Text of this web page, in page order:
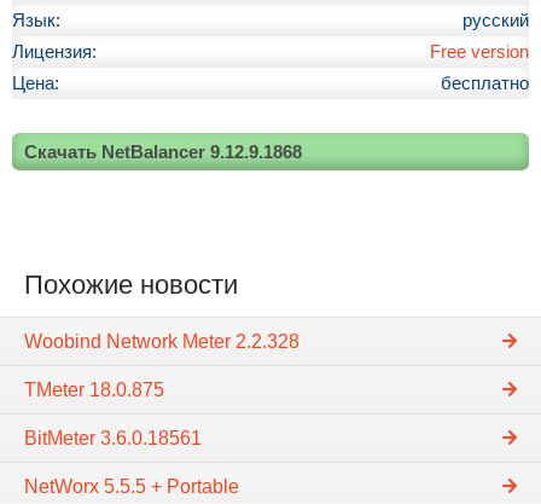
Язык:
русский
Лицензия:
Free version
Цена:
бесплатно
Скачать NetBalancer 9.12.9.1868
Похожие новости
Woobind Network Meter 2.2.328
TMeter 18.0.875
BitMeter 3.6.0.18561
NetWorx 5.5.5 + Portable